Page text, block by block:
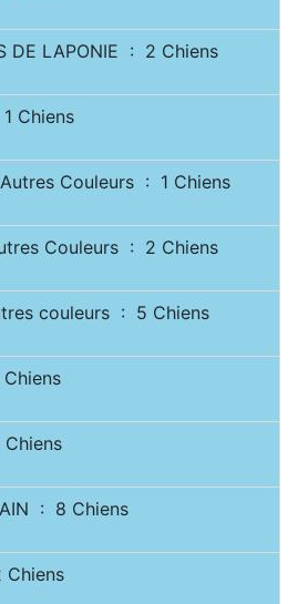
DE LAPONIE : 2 Chiens
Chiens
Autres Couleurs : 1 Chiens
Couleurs : 2 Chiens
couleurs : 5 Chiens
: 8 Chiens